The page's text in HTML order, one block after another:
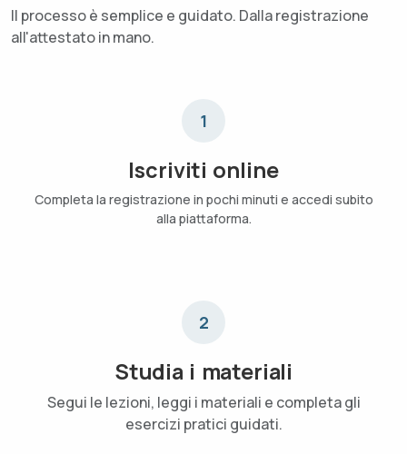
Il processo è semplice e guidato. Dalla registrazione
all'attestato in mano.
1
Iscriviti online
Completa la registrazione in pochi minuti e accedi subito
alla piattaforma.
2
Studia i materiali
Segui le lezioni, leggi i materiali e completa gli
esercizi pratici guidati.